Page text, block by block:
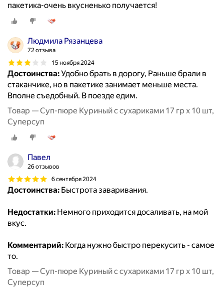
пакетика-очень вкусненько получается!
Людмила Рязанцева
72 отзыва
15 ноября 2024
Достоинства:Удобно брать в дорогу, Раньше брали в
стаканчике, но в пакетике занимает меньше места.
Вполне съедобный. В поезде едим.
Товар — Суп-пюре Куриный с сухариками 17 гр x 10 шт,
Суперсуп
Павел
26 отзывов
6 сентября 2024
Достоинства: Быстрота заваривания.
Недостатки: Немного приходится досаливать, на мой
вкус.
Комментарий: Когда нужно быстро перекусить - самое
то.
Товар — Суп-пюре Куриный с сухариками 17 гр x 10 шт,
Суперсуп